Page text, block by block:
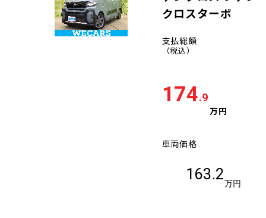
クロスターボ
支払総額
（税込）
174.9
万円
車両価格
163.2
万円